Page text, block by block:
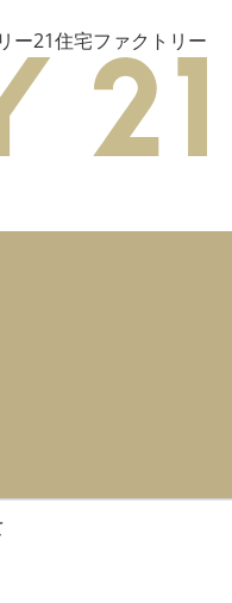
ー21住宅ファクトリー